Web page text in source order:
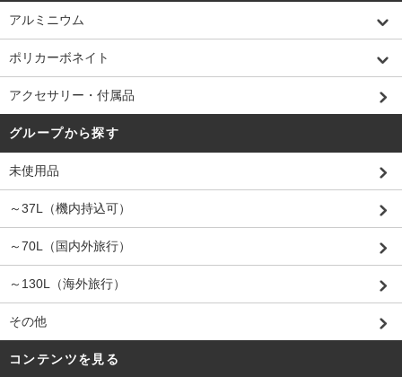
アルミニウム
ポリカーボネイト
アクセサリー・付属品
グループから探す
未使用品
～37L（機内持込可）
～70L（国内外旅行）
～130L（海外旅行）
その他
コンテンツを見る